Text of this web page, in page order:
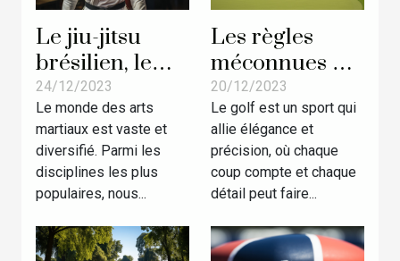
Le jiu-jitsu
brésilien, le
MMA et la
Grappling:
comprendre
les différences
24/12/2023
Le monde des arts
martiaux est vaste et
diversifié. Parmi les
disciplines les plus
populaires, nous...
Les règles
méconnues du
golf :
Apprendre
pour éviter les
pénalités
inattendues
20/12/2023
Le golf est un sport qui
allie élégance et
précision, où chaque
coup compte et chaque
détail peut faire...